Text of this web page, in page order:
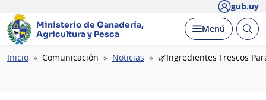
gub.uy
Ministerio de Ganadería,
Agricultura y Pesca
Desplegar
Menú Abrir
Ruta
Inicio Comunicación Noticias 🌿Ingredientes Frescos